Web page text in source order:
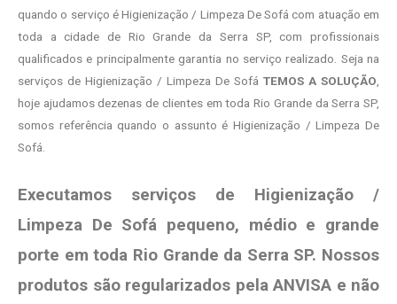
quando o serviço é Higienização / Limpeza De Sofá com atuação em
toda a cidade de Rio Grande da Serra SP, com profissionais
qualificados e principalmente garantia no serviço realizado. Seja na
serviços de Higienização / Limpeza De Sofá TEMOS A SOLUÇÃO
hoje ajudamos dezenas de clientes em toda Rio Grande da Serra SP,
somos referência quando o assunto é Higienização / Limpeza De
Sofá.
Executamos serviços de Higienização /
Limpeza De Sofá pequeno, médio e grande
porte em toda Rio Grande da Serra SP. Nossos
produtos são regularizados pela ANVISA e não